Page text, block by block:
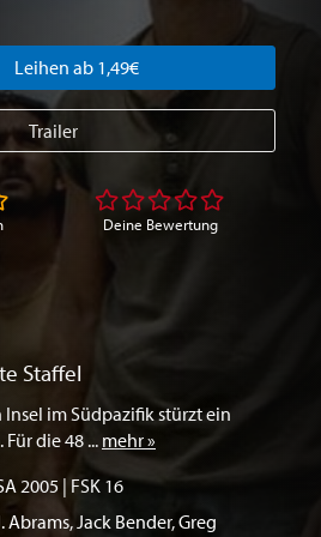
Staffel
im Südpazifik stürzt ein
die 48 ... mehr »
2005 | FSK 16
Abrams,Jack Bender,Greg
Leihen ab 1,49€
Trailer
Deine Bewertung